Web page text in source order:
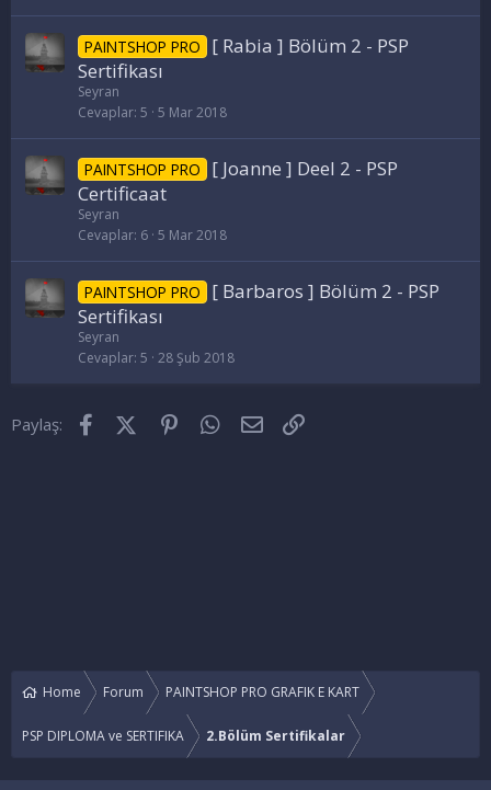
PAINTSHOP PRO
[ Rabia ] Bölüm 2 - PSP
Sertifikası
Seyran
Cevaplar 5 5 Mar 2018
PAINTSHOP PRO
[ Joanne ] Deel 2 - PSP
Certificaat
Seyran
Cevaplar 6 5 Mar 2018
PAINTSHOP PRO
[ Barbaros ] Bölüm 2 - PSP
Sertifikası
Seyran
Cevaplar 5 28 Şub 2018
Paylaş: FacebookX (Twitter)PinterestWhatsApp
E-posta
Home Forum PAINTSHOP PRO GRAFIK E KART
PSP DIPLOMA ve SERTIFIKA 2.Bölüm Sertifikalar